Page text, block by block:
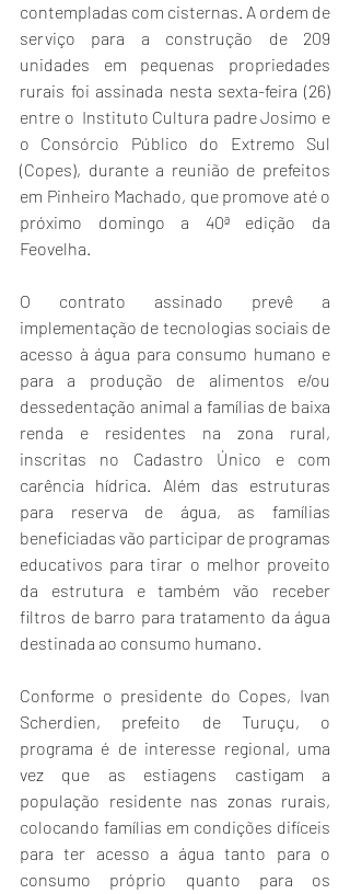
contempladas com cisternas. A ordem de
serviço para a construção de 209
unidades em pequenas propriedades
rurais foi assinada nesta sexta-feira (26)
entre o  Instituto Cultura padre Josimo e
o Consórcio Público do Extremo Sul
(Copes), durante a reunião de prefeitos
em Pinheiro Machado, que promove até o
próximo domingo a 40ª edição da
Feovelha.
O contrato assinado prevê a
implementação de tecnologias sociais de
acesso à água para consumo humano e
para a produção de alimentos e/ou
dessedentação animal a famílias de baixa
renda e residentes na zona rural,
inscritas no Cadastro Único e com
carência hídrica. Além das estruturas
para reserva de água, as famílias
beneficiadas vão participar de programas
educativos para tirar o melhor proveito
da estrutura e também vão receber
filtros de barro para tratamento da água
destinada ao consumo humano.
Conforme o presidente do Copes, Ivan
Scherdien, prefeito de Turuçu, o
programa é de interesse regional, uma
vez que as estiagens castigam a
população residente nas zonas rurais,
colocando famílias em condições difíceis
para ter acesso a água tanto para o
consumo próprio quanto para os